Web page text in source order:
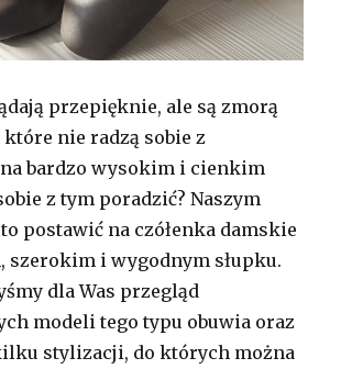
przepięknie, ale są zmorą
nie radzą sobie z
bardzo wysokim i cienkim
z tym poradzić? Naszym
postawić na czółenka damskie
szerokim i wygodnym słupku.
dla Was przegląd
modeli tego typu obuwia oraz
stylizacji, do których można